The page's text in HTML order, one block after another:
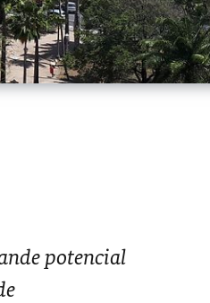
potencial